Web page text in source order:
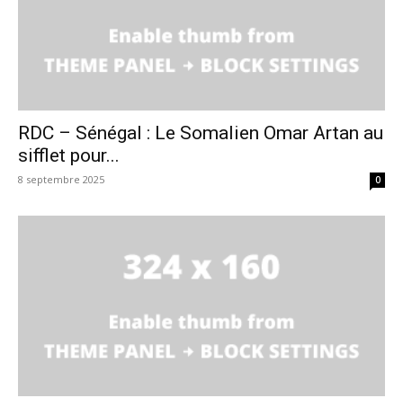
RDC – Sénégal : Le Somalien Omar Artan au
sifflet pour...
8 septembre 2025 0